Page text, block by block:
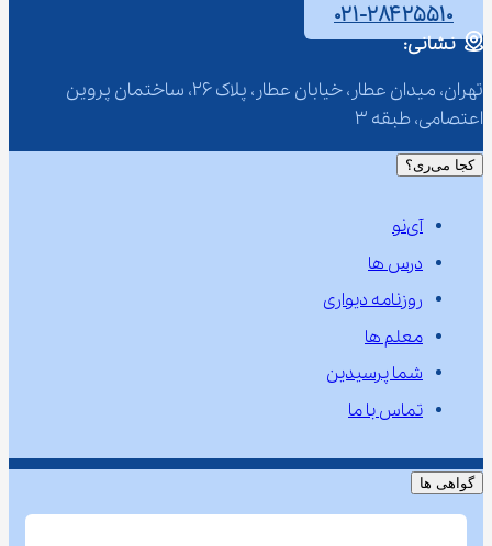
۰۲۱-۲۸۴۲۵۵۱۰
نشانی:
تهران، میدان عطار، خیابان عطار، پلاک 26، ساختمان پروین
اعتصامی، طبقه 3
کجا می‌ری؟
آی‌نو
درس ها
روزنامه دیواری
معلم ها
شما پرسیدین
تماس با ما
گواهی ها